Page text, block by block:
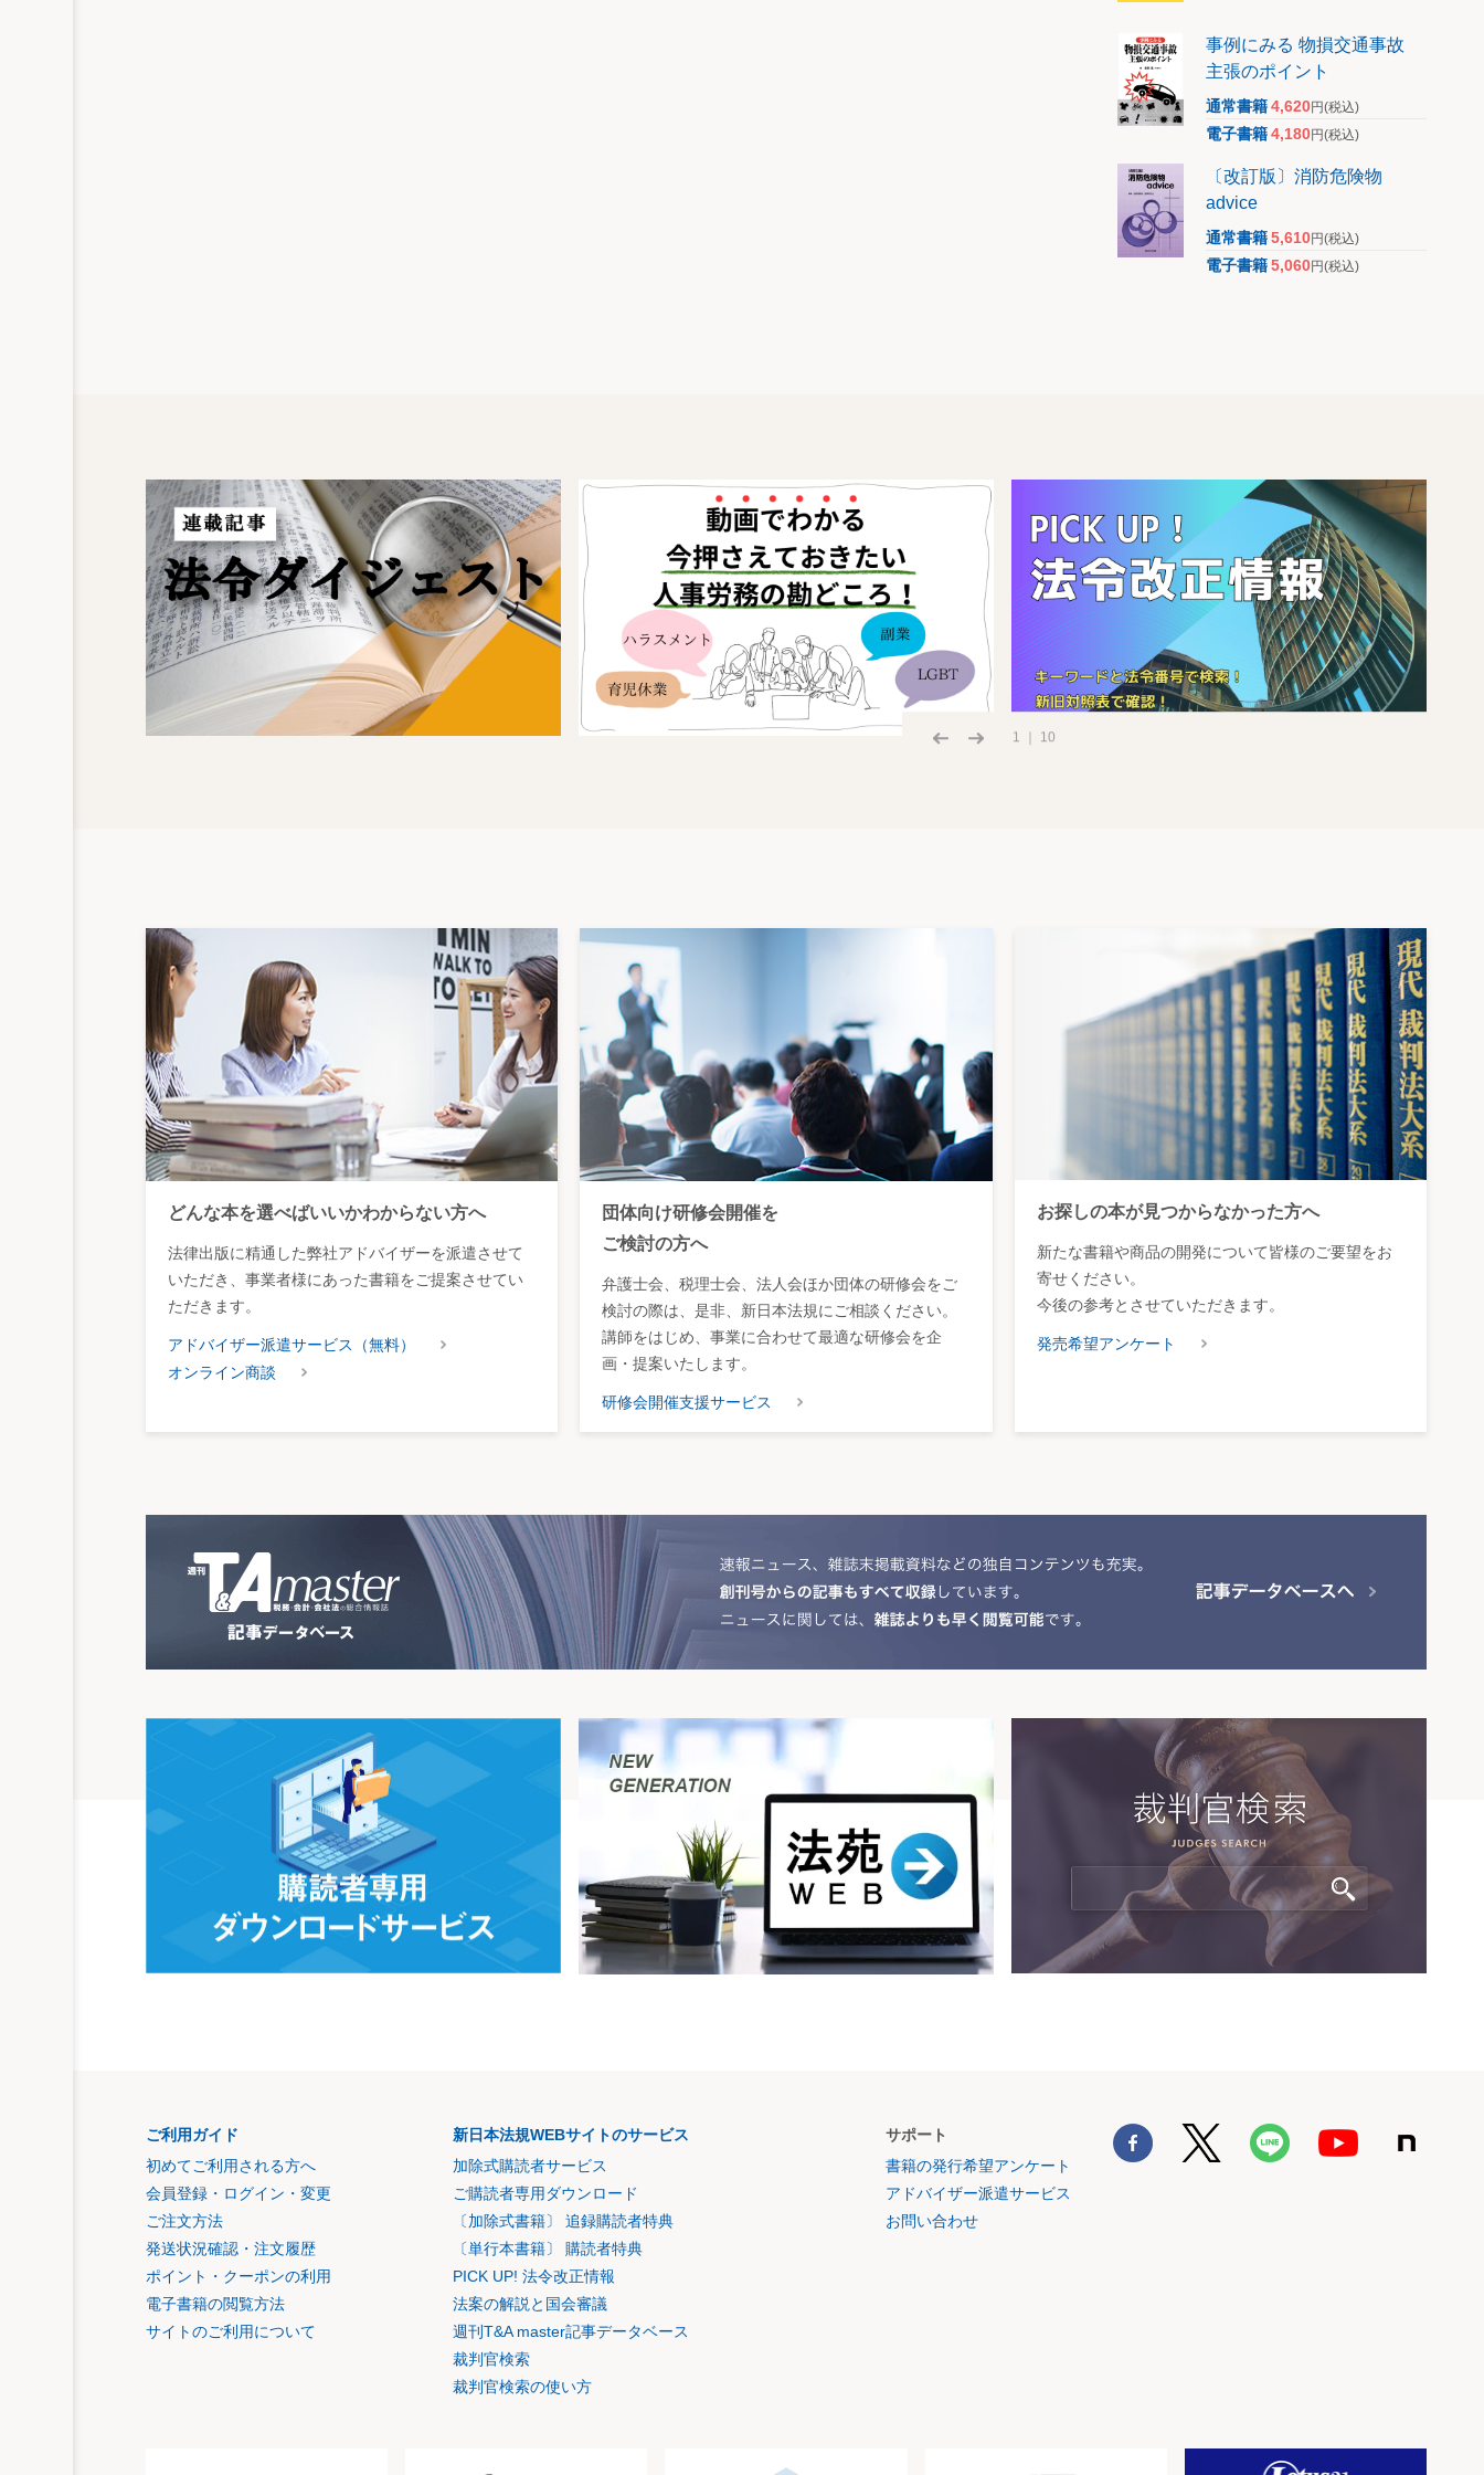
事例にみる 物損交通事故
主張のポイント
通常書籍4,620円(税込)
電子書籍4,180円(税込)
〔改訂版〕消防危険物
advice
通常書籍5,610円(税込)
電子書籍5,060円(税込)
1 ｜ 10
どんな本を選べばいいかわからない方へ
法律出版に精通した弊社アドバイザーを派遣させて
いただき、事業者様にあった書籍をご提案させてい
ただきます。
アドバイザー派遣サービス（無料）
オンライン商談
団体向け研修会開催を
ご検討の方へ
弁護士会、税理士会、法人会ほか団体の研修会をご
検討の際は、是非、新日本法規にご相談ください。
講師をはじめ、事業に合わせて最適な研修会を企
画・提案いたします。
研修会開催支援サービス
お探しの本が見つからなかった方へ
新たな書籍や商品の開発について皆様のご要望をお
寄せください。
今後の参考とさせていただきます。
発売希望アンケート
ご利用ガイド
初めてご利用される方へ
会員登録・ログイン・変更
ご注文方法
発送状況確認・注文履歴
ポイント・クーポンの利用
電子書籍の閲覧方法
サイトのご利用について
新日本法規WEBサイトのサービス
加除式購読者サービス
ご購読者専用ダウンロード
〔加除式書籍〕 追録購読者特典
〔単行本書籍〕 購読者特典
PICK UP! 法令改正情報
法案の解説と国会審議
週刊T&A master記事データベース
裁判官検索
裁判官検索の使い方
サポート
書籍の発行希望アンケート
アドバイザー派遣サービス
お問い合わせ